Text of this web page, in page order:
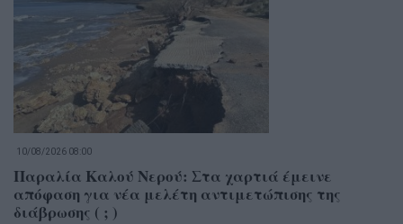
10/08/2026 08:00
Παραλία Καλού Νερού: Στα χαρτιά έμεινε
απόφαση για νέα μελέτη αντιμετώπισης της
διάβρωσης ( ; )